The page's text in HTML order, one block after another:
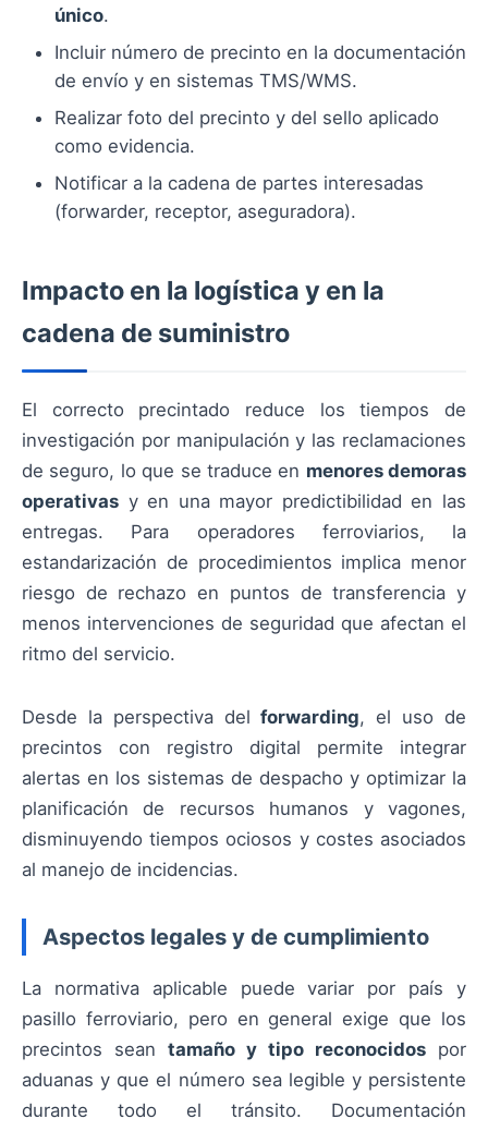
único.
Incluir número de precinto en la documentación
de envío y en sistemas TMS/WMS.
Realizar foto del precinto y del sello aplicado
como evidencia.
Notificar a la cadena de partes interesadas
(forwarder, receptor, aseguradora).
Impacto en la logística y en la
cadena de suministro
El correcto precintado reduce los tiempos de
investigación por manipulación y las reclamaciones
de seguro, lo que se traduce en menores demoras
operativas y en una mayor predictibilidad en las
entregas. Para operadores ferroviarios, la
estandarización de procedimientos implica menor
riesgo de rechazo en puntos de transferencia y
menos intervenciones de seguridad que afectan el
ritmo del servicio.
Desde la perspectiva delforwarding, el uso de
precintos con registro digital permite integrar
alertas en los sistemas de despacho y optimizar la
planificación de recursos humanos y vagones,
disminuyendo tiempos ociosos y costes asociados
al manejo de incidencias.
Aspectos legales y de cumplimiento
La normativa aplicable puede variar por país y
pasillo ferroviario, pero en general exige que los
precintos sean tamaño y tipo reconocidos por
aduanas y que el número sea legible y persistente
durante todo el tránsito. Documentación